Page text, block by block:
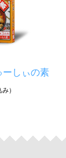
ーしぃの素
み）